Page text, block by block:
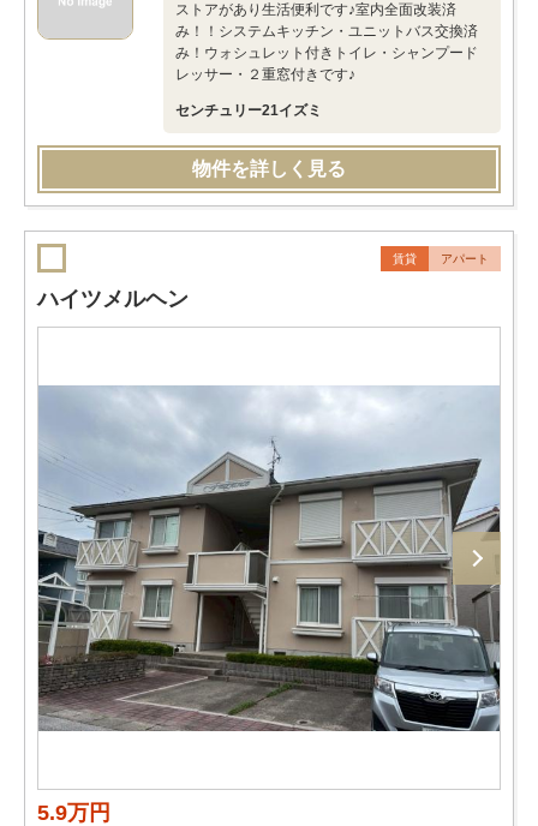
ストアがあり生活便利です♪室内全面改装済
み！！システムキッチン・ユニットバス交換済
み！ウォシュレット付きトイレ・シャンプード
レッサー・２重窓付きです♪
センチュリー21イズミ
物件を詳しく見る
賃貸 アパート
ハイツメルヘン
5.9万円